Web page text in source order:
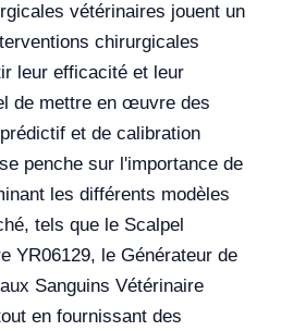
vétérinaires jouent un
chirurgicales
leur efficacité et leur
de mettre en œuvre des
et de calibration
penche sur l'importance de
les différents modèles
tels que le Scalpel
YR06129, le Générateur de
Sanguins Vétérinaire
en fournissant des